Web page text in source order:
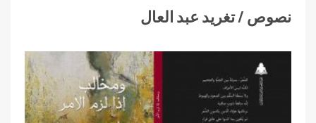
نصوص / تغريد عبد العال